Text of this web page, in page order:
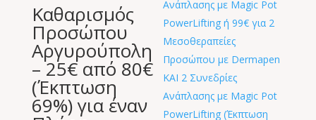
Καθαρισμός
Προσώπου
Αργυρούπολη
– 25€ από 80€
(Έκπτωση
69%) για έναν